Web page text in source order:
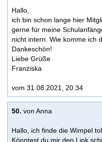
Hallo,
ich bin schon lange hier
gerne für meine
nicht intern. Wie komme ich
Dankeschön!
Liebe Grüße
Franziska
vom 31.08.2021, 20.34
50. von Anna
Hallo, ich finde die Wimpel
Könntest du mir den Link